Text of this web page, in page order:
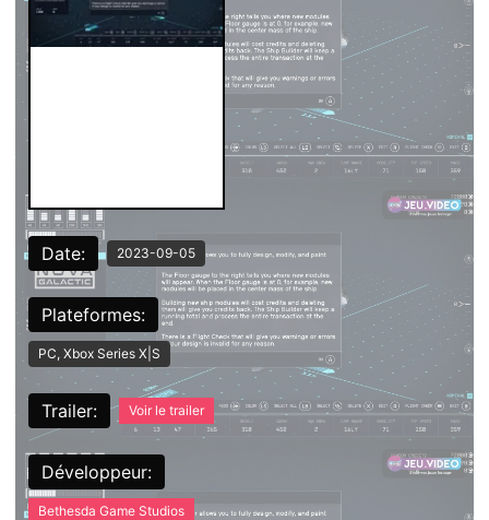
Date: 2023-09-05
Plateformes:
PC, Xbox Series X|S
Trailer: Voir le trailer
Développeur:
Bethesda Game Studios